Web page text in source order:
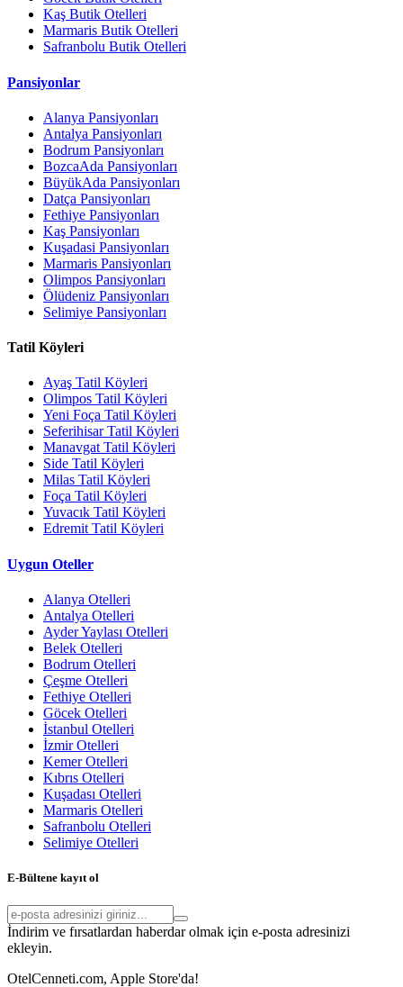
Kaş Butik Otelleri
Marmaris Butik Otelleri
Safranbolu Butik Otelleri
Pansiyonlar
Alanya Pansiyonları
Antalya Pansiyonları
Bodrum Pansiyonları
BozcaAda Pansiyonları
BüyükAda Pansiyonları
Datça Pansiyonları
Fethiye Pansiyonları
Kaş Pansiyonları
Kuşadasi Pansiyonları
Marmaris Pansiyonları
Olimpos Pansiyonları
Ölüdeniz Pansiyonları
Selimiye Pansiyonları
Tatil Köyleri
Ayaş Tatil Köyleri
Olimpos Tatil Köyleri
Yeni Foça Tatil Köyleri
Seferihisar Tatil Köyleri
Manavgat Tatil Köyleri
Side Tatil Köyleri
Milas Tatil Köyleri
Foça Tatil Köyleri
Yuvacık Tatil Köyleri
Edremit Tatil Köyleri
Uygun Oteller
Alanya Otelleri
Antalya Otelleri
Ayder Yaylası Otelleri
Belek Otelleri
Bodrum Otelleri
Çeşme Otelleri
Fethiye Otelleri
Göcek Otelleri
İstanbul Otelleri
İzmir Otelleri
Kemer Otelleri
Kıbrıs Otelleri
Kuşadası Otelleri
Marmaris Otelleri
Safranbolu Otelleri
Selimiye Otelleri
E-Bültene kayıt ol
İndirim ve fırsatlardan haberdar olmak için e-posta adresinizi
ekleyin.
OtelCenneti.com, Apple Store'da!